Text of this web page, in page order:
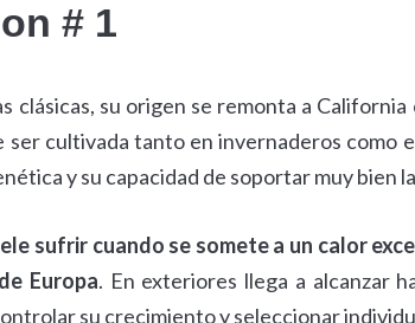
# 1
clásicas, su origen se remonta a
ser cultivada tanto en invernaderos como
y su capacidad de soportar muy bien
sufrir cuando se somete a un calor
Europa. En exteriores llega a alcanzar
su crecimiento y seleccionar